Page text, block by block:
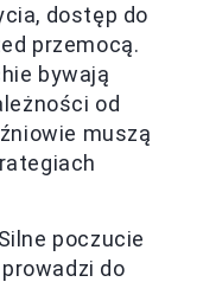
dostęp do
przemocą.
bywają
od
muszą
poczucie
do